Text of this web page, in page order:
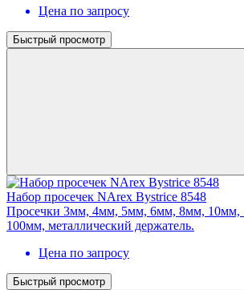
Цена по запросу
Быстрый просмотр
Набор просечек NArex Bystrice 8548
Просечки 3мм, 4мм, 5мм, 6мм, 8мм, 10мм,
100мм, металлический держатель.
Цена по запросу
Быстрый просмотр